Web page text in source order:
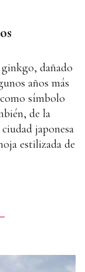
dañado
años más
símbolo
de la
japonesa
estilizada de
—